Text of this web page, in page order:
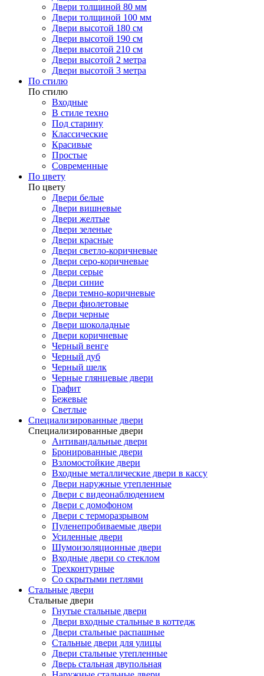
Двери толщиной 80 мм
Двери толщиной 100 мм
Двери высотой 180 см
Двери высотой 190 см
Двери высотой 210 см
Двери высотой 2 метра
Двери высотой 3 метра
По стилю
По стилю
Входные
В стиле техно
Под старину
Классические
Красивые
Простые
Современные
По цвету
По цвету
Двери белые
Двери вишневые
Двери желтые
Двери зеленые
Двери красные
Двери светло-коричневые
Двери серо-коричневые
Двери серые
Двери синие
Двери темно-коричневые
Двери фиолетовые
Двери черные
Двери шоколадные
Двери коричневые
Черный венге
Черный дуб
Черный шелк
Черные глянцевые двери
Графит
Бежевые
Светлые
Специализированные двери
Специализированные двери
Антивандальные двери
Бронированные двери
Взломостойкие двери
Входные металлические двери в кассу
Двери наружные утепленные
Двери с видеонаблюдением
Двери с домофоном
Двери с терморазрывом
Пуленепробиваемые двери
Усиленные двери
Шумоизоляционные двери
Входные двери со стеклом
Трехконтурные
Со скрытыми петлями
Стальные двери
Стальные двери
Гнутые стальные двери
Двери входные стальные в коттедж
Двери стальные распашные
Стальные двери для улицы
Двери стальные утепленные
Дверь стальная двупольная